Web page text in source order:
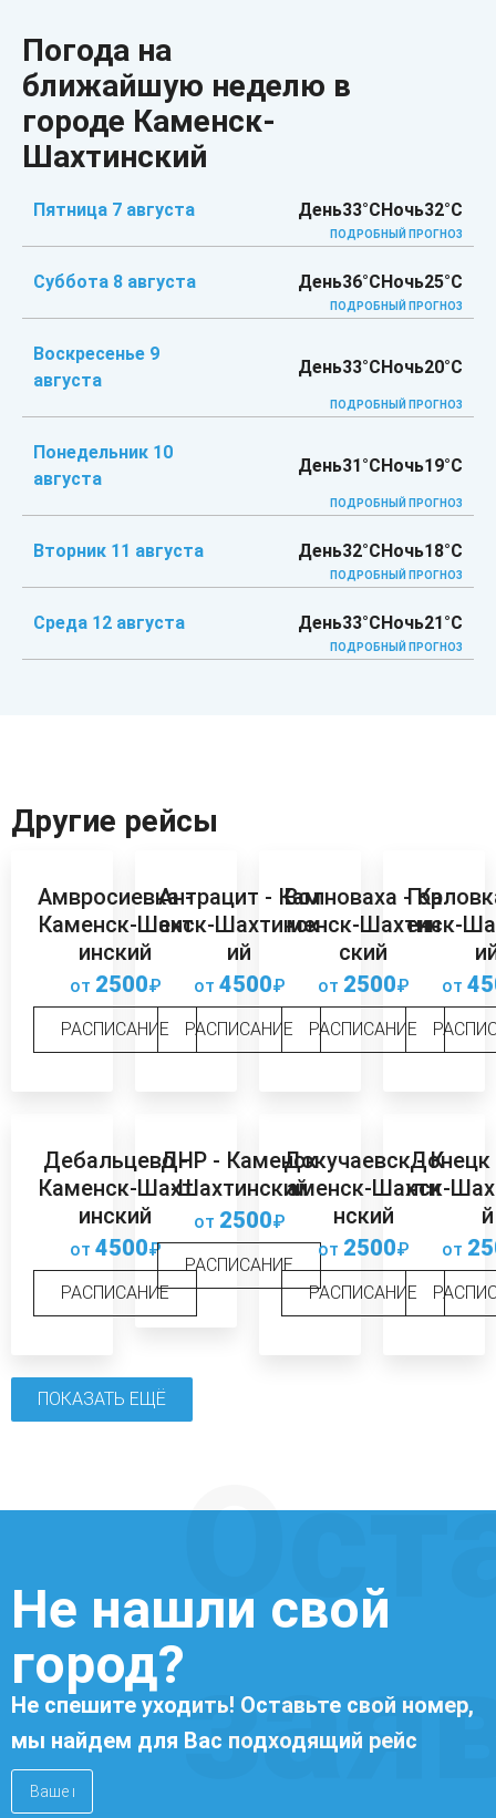
Погода на
ближайшую неделю в
городе Каменск-
Шахтинский
Пятница 7 августа День33°CНочь32°C
ПОДРОБНЫЙ ПРОГНОЗ
Суббота 8 августа День36°CНочь25°C
ПОДРОБНЫЙ ПРОГНОЗ
Воскресенье 9
августа
День33°CНочь20°C
ПОДРОБНЫЙ ПРОГНОЗ
Понедельник 10
августа
День31°CНочь19°C
ПОДРОБНЫЙ ПРОГНОЗ
Вторник 11 августа День32°CНочь18°C
ПОДРОБНЫЙ ПРОГНОЗ
Среда 12 августа День33°CНочь21°C
ПОДРОБНЫЙ ПРОГНОЗ
Другие рейсы
Амвросиевка -
Каменск-Шахт
инский
от 2500₽
РАСПИСАНИЕ
Антрацит - Кам
енск-Шахтинск
ий
от 4500₽
РАСПИСАНИЕ
Волноваха - Ка
менск-Шахтин
ский
от 2500₽
РАСПИСАНИЕ
енск-
от
Дебальцево -
Каменск-Шахт
инский
от 4500₽
РАСПИСАНИЕ
ДНР - Каменск
-Шахтинский
от 2500₽
РАСПИСАНИЕ
Докучаевск - К
аменск-Шахти
нский
от 2500₽
РАСПИСАНИЕ
Донецк
нск-
й
от
ПОКАЗАТЬ ЕЩЁ
Не нашли свой
город?
Не спешите уходить! Оставьте свой номер,
мы найдем для Вас подходящий рейс